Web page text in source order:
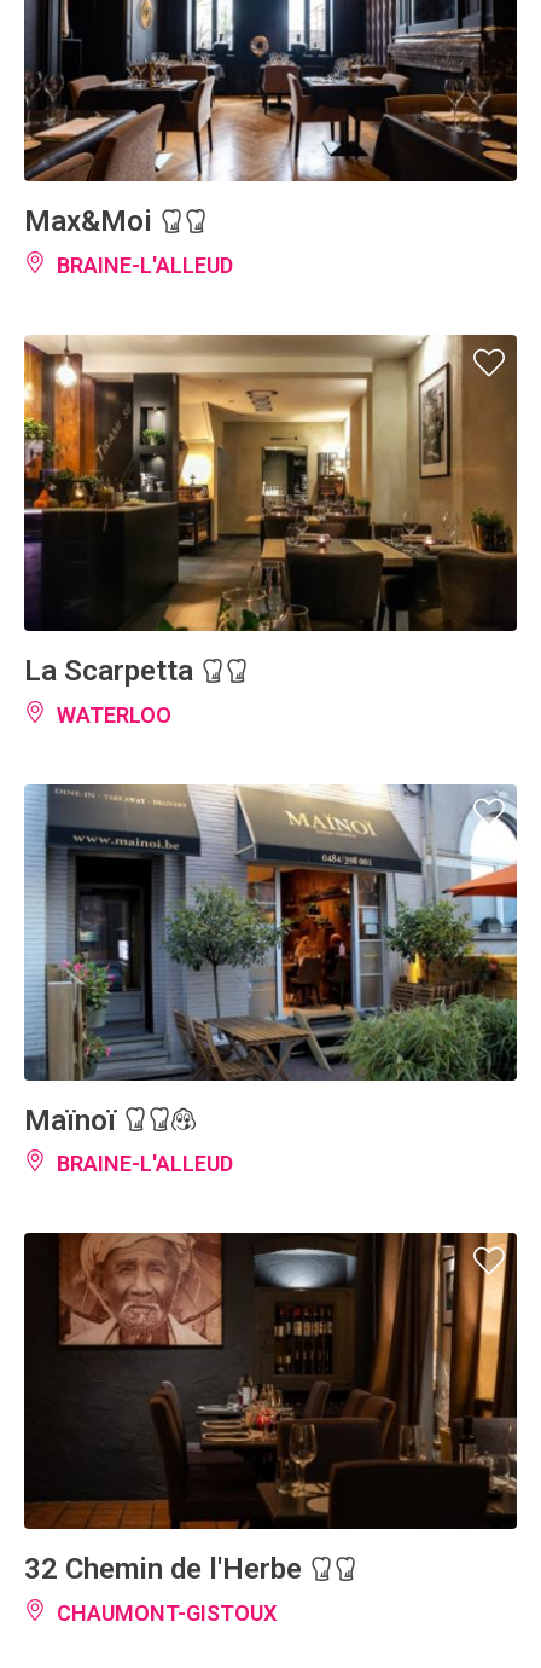
Max&Moi
BRAINE-L'ALLEUD
La Scarpetta
WATERLOO
Maïnoï
BRAINE-L'ALLEUD
32 Chemin de l'Herbe
CHAUMONT-GISTOUX